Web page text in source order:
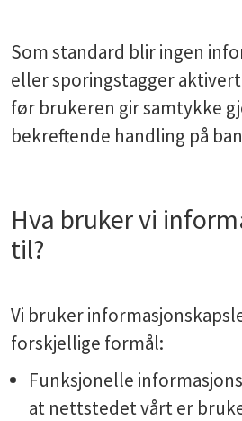
Som standard blir ingen
eller sporingstagger
før brukeren gir samtykke
bekreftende handling på
Hva bruker vi
til?
Vi bruker
forskjellige formål:
Funksjonelle
at nettstedet vårt er